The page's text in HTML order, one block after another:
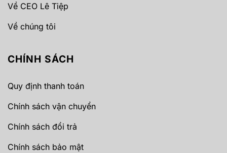
Về CEO Lê Tiệp
Về chúng tôi
CHÍNH SÁCH
Quy định thanh toán
Chính sách vận chuyển
Chính sách đổi trả
Chính sách bảo mật